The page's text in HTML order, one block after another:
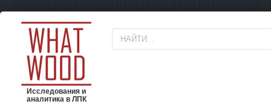
Исследования и
аналитика в ЛПК